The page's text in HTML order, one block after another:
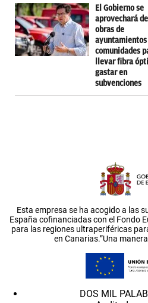
El Gobierno se
aprovechará
obras de
ayuntamientos
comunidades
llevar fibra
gastar en
subvenciones
Esta empresa se ha acogido a las
España cofinanciadas con el Fondo
para las regiones ultraperiféricas
en Canarias.”Una
DOS MIL